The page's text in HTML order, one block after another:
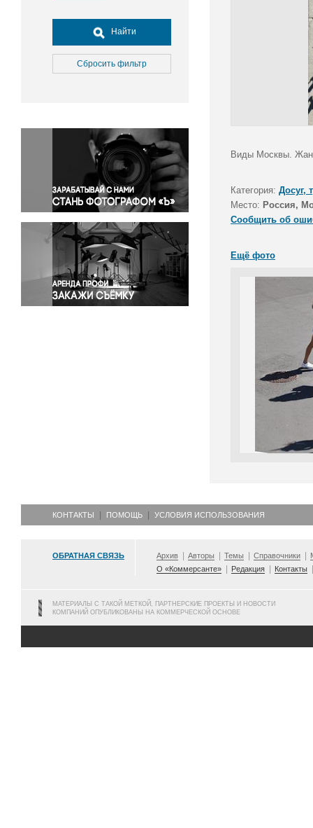
Досуг, туризм и отдых
Культура
Медицина
Окружающая среда
Политика
Правосудие
Происшествия и конфликты
Религия
Светская жизнь
Спорт
Экология
Экономика и бизнес
Найти
Сбросить фильтр
Виды Москвы.
Категория: Досуг,
Место: Россия,
Сообщить об
Ещё фото
КОНТАКТЫ ПОМОЩЬ УСЛОВИЯ ИСПОЛЬЗОВАНИЯ
ОБРАТНАЯ СВЯЗЬ Архив Авторы Темы Справочники
О «Коммерсанте»
Редакция Контакты
МАТЕРИАЛЫ С ТАКОЙ МЕТКОЙ, ПАРТНЕРСКИЕ ПРОЕКТЫ И НОВОСТИ
КОМПАНИЙ ОПУБЛИКОВАНЫ НА КОММЕРЧЕСКОЙ ОСНОВЕ